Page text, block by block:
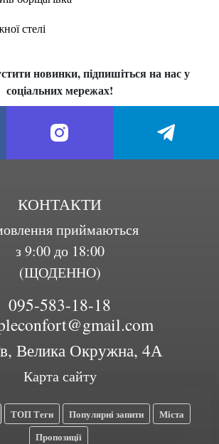
стелі
новинки, підпишіться на нас у
соціальних мережах!
КОНТАКТИ
приймаються
з 9:00 до 18:00
(ЩОДЕННО)
095-583-18-18
Велика Окружна, 4А
Карта сайту
ТОП Теги Популярні запити
Міста
Пропозиції